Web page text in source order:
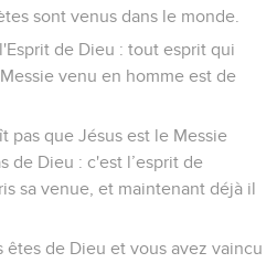
sont venus dans le monde.
de Dieu : tout esprit qui
venu en homme est de
pas que Jésus est le Messie
de Dieu : c'est l’esprit de
sa venue, et maintenant déjà il
êtes de Dieu et vous avez vaincu